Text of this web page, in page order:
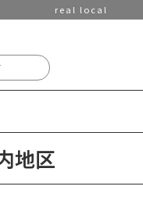
real local
地区